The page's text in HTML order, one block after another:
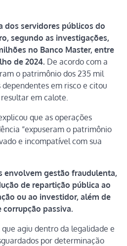
dos servidores públicos do
segundo as investigações,
no Banco Master, entre
de 2024. De acordo com a
o patrimônio dos 235 mil
dependentes em risco e citou
em calote.
que as operações
“expuseram o patrimônio
e incompatível com sua
envolvem gestão fraudulenta,
de repartição pública ao
ou ao investidor, além de
corrupção passiva.
agiu dentro da legalidade e
por determinação